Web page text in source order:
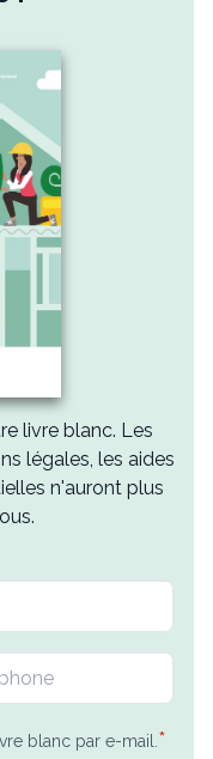
livre blanc. Les
légales, les aides
n'auront plus
blanc par e-mail. *